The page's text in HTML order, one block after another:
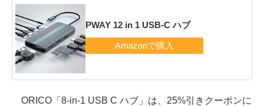
PWAY 12 in 1 USB-C ハブ
ORICO「8-in-1 USB C ハブ」は、25%引きクーポンに